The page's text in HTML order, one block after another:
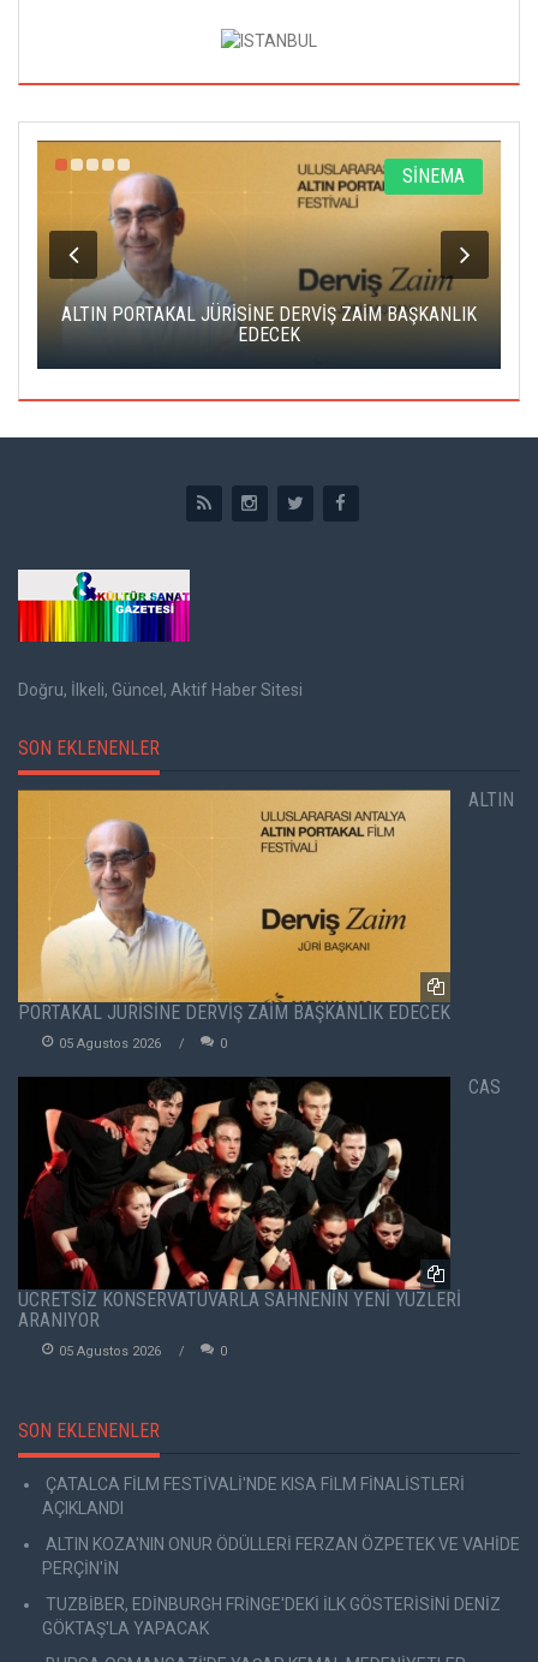
SİNEMA
ALTIN PORTAKAL JÜRİSİNE DERVİŞ ZAİM BAŞKANLIK
EDECEK
Doğru, İlkeli, Güncel, Aktif Haber Sitesi
SON EKLENENLER
ALTIN
PORTAKAL JÜRİSİNE DERVİŞ ZAİM BAŞKANLIK EDECEK
05 Agustos 2026 0
CAS
ÜCRETSİZ KONSERVATUVARLA SAHNENİN YENİ YÜZLERİ
ARANIYOR
05 Agustos 2026 0
SON EKLENENLER
ÇATALCA FİLM FESTİVALİ'NDE KISA FİLM FİNALİSTLERİ
AÇIKLANDI
ALTIN KOZA'NIN ONUR ÖDÜLLERİ FERZAN ÖZPETEK VE VAHİDE
PERÇİN'İN
TUZBİBER, EDİNBURGH FRİNGE'DEKİ İLK GÖSTERİSİNİ DENİZ
GÖKTAŞ'LA YAPACAK